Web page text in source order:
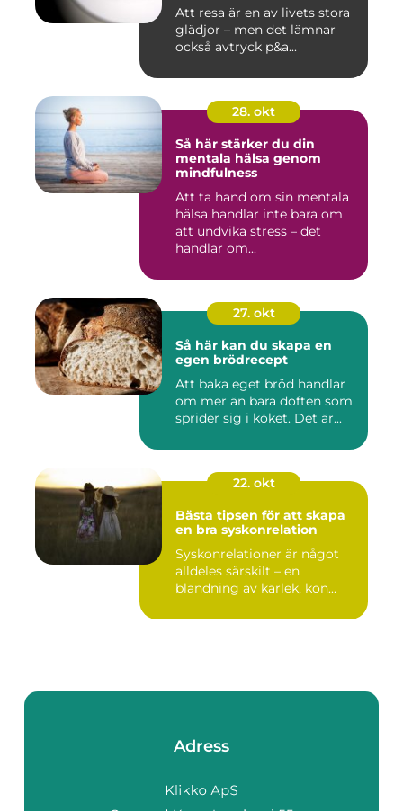
Att resa är en av livets stora
glädjor – men det lämnar
också avtryck p&a...
28. okt
Så här stärker du din
mentala hälsa genom
mindfulness
Att ta hand om sin mentala
hälsa handlar inte bara om
att undvika stress – det
handlar om...
27. okt
Så här kan du skapa en
egen brödrecept
Att baka eget bröd handlar
om mer än bara doften som
sprider sig i köket. Det är...
22. okt
Bästa tipsen för att skapa
en bra syskonrelation
Syskonrelationer är något
alldeles särskilt – en
blandning av kärlek, kon...
Adress